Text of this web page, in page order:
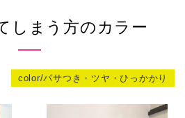
しまう方のカラー
color/パサつき・ツヤ・ひっかかり